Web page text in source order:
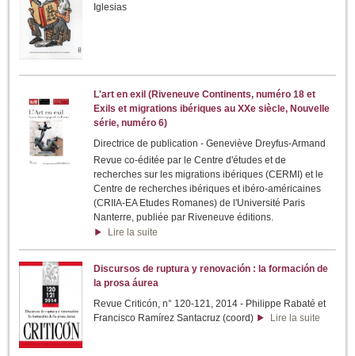
Iglesias
L'art en exil (Riveneuve Continents, numéro 18 et
Exils et migrations ibériques au XXe siècle, Nouvelle
série, numéro 6)
Directrice de publication - Geneviève Dreyfus-Armand
Revue co-éditée par le Centre d'études et de
recherches sur les migrations ibériques (CERMI) et le
Centre de recherches ibériques et ibéro-américaines
(CRIIA-EA Etudes Romanes) de l'Université Paris
Nanterre, publiée par Riveneuve éditions.
Lire la suite
Discursos de ruptura y renovación : la formación de
la prosa áurea
Revue Criticón, n° 120-121, 2014 - Philippe Rabaté et
Francisco Ramírez Santacruz (coord)
Lire la suite